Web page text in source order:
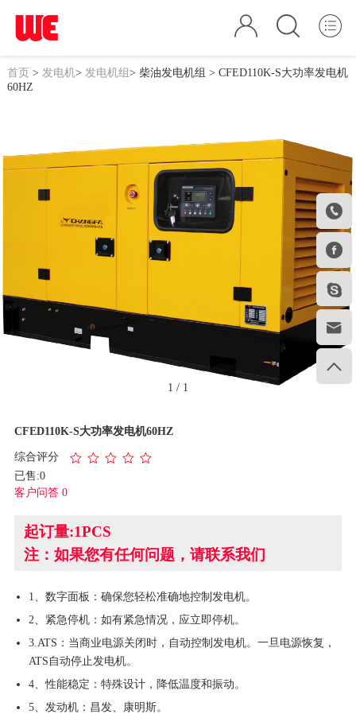





首页> 发电机> 发电机组> 柴油发电机组 > CFED110K-S大功率发电机
60HZ
1 / 1
CFED110K-S大功率发电机60HZ
综合评分
已售:0
客户问答 0
起订量:1PCS
注：如果您有任何问题，请联系我们
1、数字面板：确保您轻松准确地控制发电机。
2、紧急停机：如有紧急情况，应立即停机。
3.ATS：当商业电源关闭时，自动控制发电机。一旦电源恢复，
ATS自动停止发电机。
4、性能稳定：特殊设计，降低温度和振动。
5、发动机：昌发、康明斯。